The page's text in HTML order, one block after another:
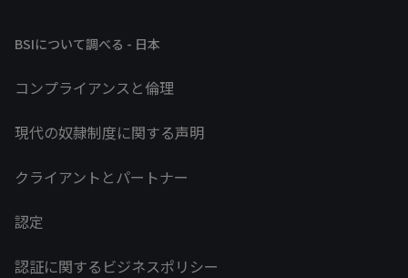
BSIについて調べる - 日本
コンプライアンスと倫理
現代の奴隷制度に関する声明
クライアントとパートナー
認定
認証に関するビジネスポリシー